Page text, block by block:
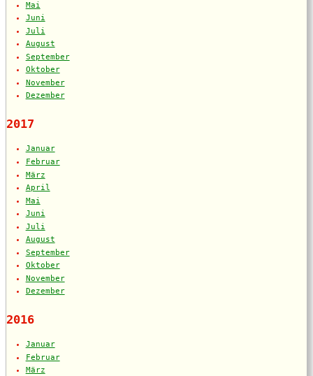
Mai
Juni
Juli
August
September
Oktober
November
Dezember
2017
Januar
Februar
März
April
Mai
Juni
Juli
August
September
Oktober
November
Dezember
2016
Januar
Februar
März